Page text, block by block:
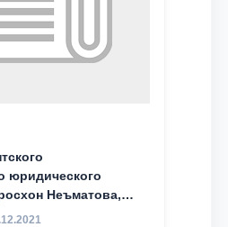
юридического
Неъматова,
Анбарой